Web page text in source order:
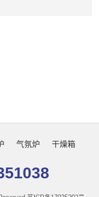
气氛炉 干燥箱